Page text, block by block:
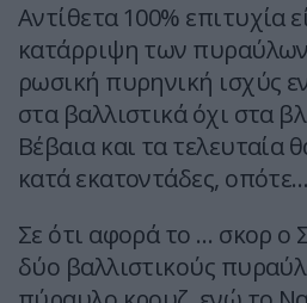
Αντίθετα 100% επιτυχία
κατάρριψη των
ρωσική πυρηνική ισχύς
στα βαλλιστικά όχι στα
Βέβαια και τα τελευταία
κατά εκατοντάδες, οπότε…
Σε ότι αφορά το … σκορ ο
δύο βαλλιστικούς